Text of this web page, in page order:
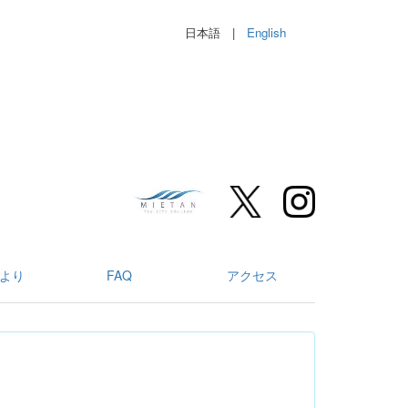
日本語 | English
り FAQ アクセス